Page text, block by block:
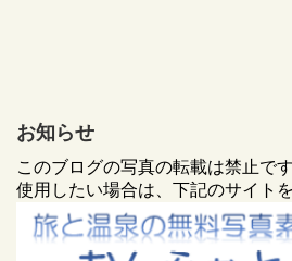
お知らせ
このブログの写真の転載は禁止で
使用したい場合は、下記のサイト